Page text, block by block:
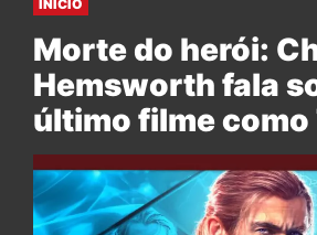
INÍCIO
Morte do herói:
Hemsworth fala
último filme como